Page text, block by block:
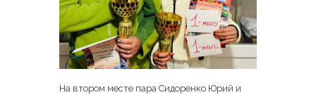
На втором месте пара Сидоренко Юрий и